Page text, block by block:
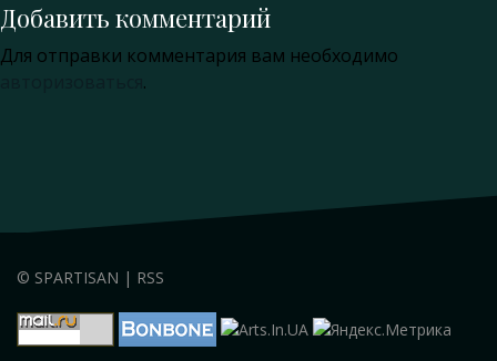
Добавить комментарий
Для отправки комментария вам необходимо
.
© SPARTISAN | RSS